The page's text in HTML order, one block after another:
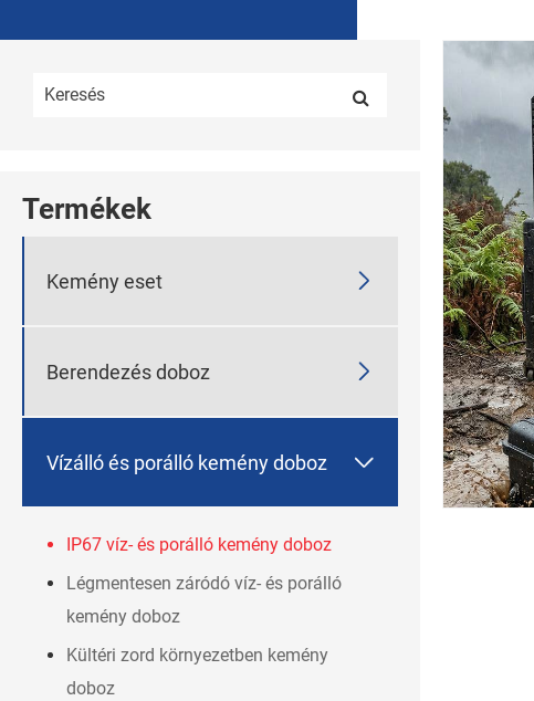
Termékek
Kemény eset 
Berendezés doboz 
Vízálló és porálló kemény doboz 
IP67 víz- és porálló kemény doboz
Légmentesen záródó víz- és porálló
kemény doboz
Kültéri zord környezetben kemény
doboz